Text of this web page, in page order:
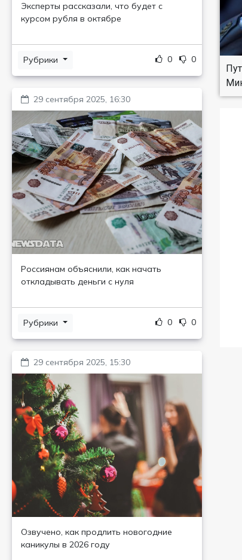
Эксперты рассказали, что будет с
курсом рубля в октябре
Рубрики 0 0
29 сентября 2025, 16:30
Россиянам объяснили, как начать
откладывать деньги с нуля
Рубрики 0 0
29 сентября 2025, 15:30
Озвучено, как продлить новогодние
каникулы в 2026 году